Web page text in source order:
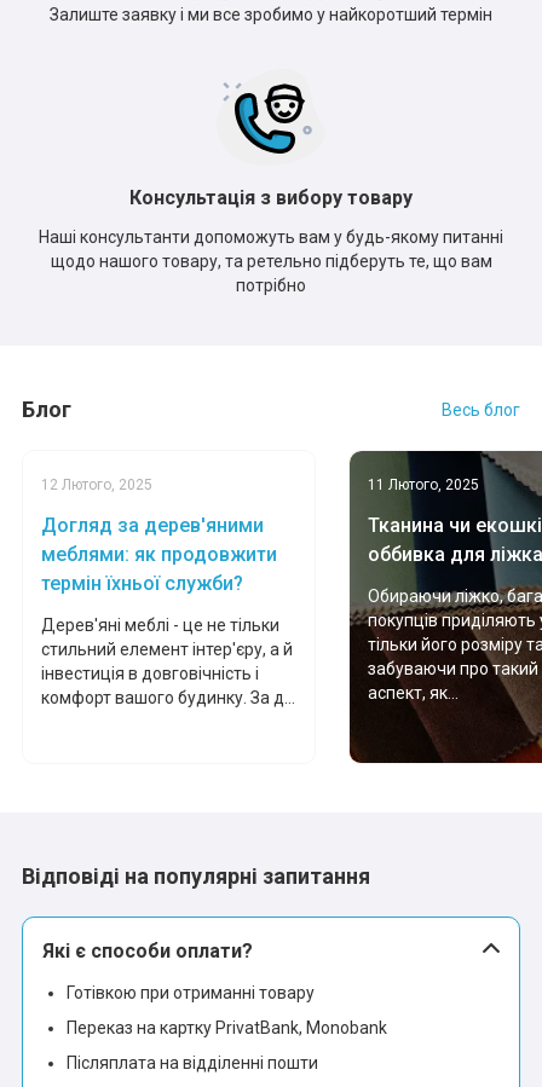
Залиште заявку і ми все зробимо у найкоротший термін
Консультація з вибору товару
Наші консультанти допоможуть вам у будь-якому питанні
щодо нашого товару, та ретельно підберуть те, що вам
потрібно
Блог Весь блог
12 Лютого, 2025
Догляд за дерев'яними
меблями: як продовжити
термін їхньої служби?
Дерев'яні меблі - це не тільки
стильний елемент інтер'єру, а й
інвестиція в довговічність і
комфорт вашого будинку. За д...
11 Лютого, 2025
Тканина чи
оббивка для
Обираючи ліжко,
покупців приділяють
тільки його розміру
забуваючи про
аспект, як...
Відповіді на популярні запитання
Які є способи оплати?
Готівкою при отриманні товару
Переказ на картку PrivatBank, Monobank
Післяплата на відділенні пошти